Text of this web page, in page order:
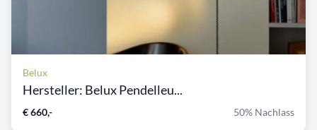
Belux
Hersteller: Belux Pendelleu...
€ 660,- 50% Nachlass